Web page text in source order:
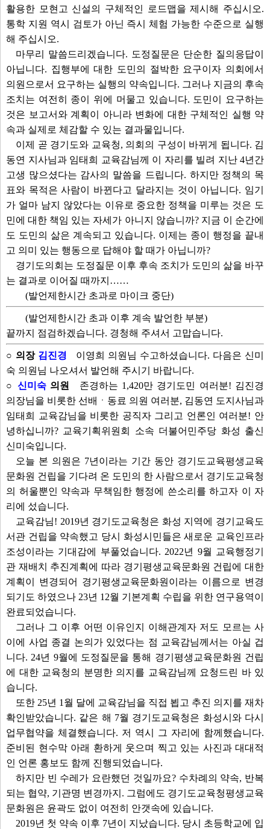
활용한 모현고 신설의 구체적인 로드맵을 제시해 주십시오.
통학 지원 역시 검토가 아닌 즉시 체험 가능한 수준으로 실행
해 주십시오.
마무리 말씀드리겠습니다. 도정질문은 단순한 질의응답이
아닙니다. 집행부에 대한 도민의 절박한 요구이자 의회에서
의원으로서 요구하는 실행의 약속입니다. 그러나 지금의 후속
조치는 여전히 종이 위에 머물고 있습니다. 도민이 요구하는
것은 보고서와 계획이 아니라 변화에 대한 구체적인 실행 약
속과 실제로 체감할 수 있는 결과물입니다.
이제 곧 경기도와 교육청, 의회의 구성이 바뀌게 됩니다. 김
동연 지사님과 임태희 교육감님께 이 자리를 빌려 지난 4년간
고생 많으셨다는 감사의 말씀을 드립니다. 하지만 정책의 목
표와 목적은 사람이 바뀐다고 달라지는 것이 아닙니다. 임기
가 얼마 남지 않았다는 이유로 중요한 정책을 미루는 것은 도
민에 대한 책임 있는 자세가 아니지 않습니까? 지금 이 순간에
도 도민의 삶은 계속되고 있습니다. 이제는 종이 행정을 끝내
고 의미 있는 행동으로 답해야 할 때가 아닙니까?
경기도의회는 도정질문 이후 후속 조치가 도민의 삶을 바꾸
는 결과로 이어질 때까지……
(발언제한시간 초과로 마이크 중단)
(발언제한시간 초과 이후 계속 발언한 부분)
끝까지 점검하겠습니다. 경청해 주셔서 고맙습니다.
○ 의장 김진경
이영희 의원님 수고하셨습니다. 다음은 신미
숙 의원님 나오셔서 발언해 주시기 바랍니다.
○ 신미숙의원
존경하는 1,420만 경기도민 여러분! 김진경
의장님을 비롯한 선배ㆍ동료 의원 여러분, 김동연 도지사님과
임태희 교육감님을 비롯한 공직자 그리고 언론인 여러분! 안
녕하십니까? 교육기획위원회 소속 더불어민주당 화성 출신
신미숙입니다.
오늘 본 의원은 7년이라는 기간 동안 경기도교육평생교육
문화원 건립을 기다려 온 도민의 한 사람으로서 경기도교육청
의 허울뿐인 약속과 무책임한 행정에 쓴소리를 하고자 이 자
리에 섰습니다.
교육감님! 2019년 경기도교육청은 화성 지역에 경기교육도
서관 건립을 약속했고 당시 화성시민들은 새로운 교육인프라
조성이라는 기대감에 부풀었습니다. 2022년 9월 교육행정기
관 재배치 추진계획에 따라 경기평생교육문화원 건립에 대한
계획이 변경되어 경기평생교육문화원이라는 이름으로 변경
되기도 하였으나 23년 12월 기본계획 수립을 위한 연구용역이
완료되었습니다.
그러나 그 이후 어떤 이유인지 이해관계자 저도 모르는 사
이에 사업 종결 논의가 있었다는 점 교육감님께서는 아실 겁
니다. 24년 9월에 도정질문을 통해 경기평생교육문화원 건립
에 대한 교육청의 분명한 의지를 교육감님께 요청드린 바 있
습니다.
또한 25년 1월 달에 교육감님을 직접 뵙고 추진 의지를 재차
확인받았습니다. 같은 해 7월 경기도교육청은 화성시와 다시
업무협약을 체결했습니다. 저 역시 그 자리에 함께했습니다.
준비된 현수막 아래 환하게 웃으며 찍고 있는 사진과 대대적
인 언론 홍보도 함께 진행되었습니다.
하지만 빈 수레가 요란했던 것일까요? 수차례의 약속, 반복
되는 협약, 기관명 변경까지. 그럼에도 경기도교육청평생교육
문화원은 윤곽도 없이 여전히 안갯속에 있습니다.
2019년 첫 약속 이후 7년이 지났습니다. 당시 초등학교에 입